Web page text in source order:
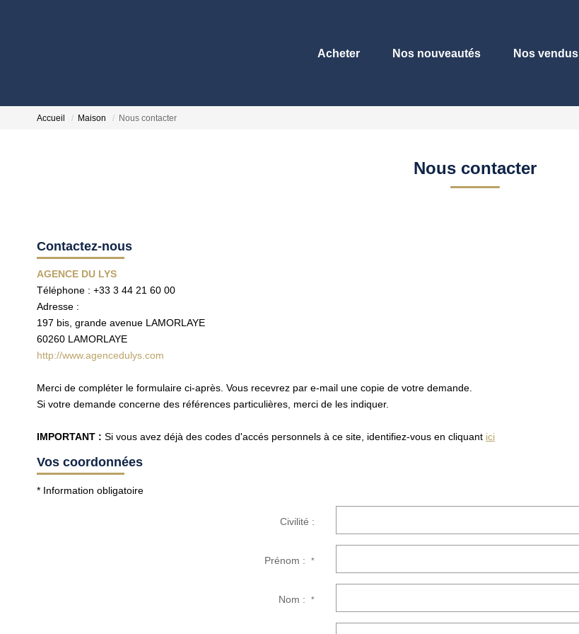
Acheter Nos nouveautés Nos vendus
Accueil Maison Nous contacter
Nous contacter
Contactez-nous
AGENCE DU LYS
Téléphone : +33 3 44 21 60 00
Adresse :
197 bis, grande avenue LAMORLAYE
60260 LAMORLAYE
http://www.agencedulys.com
Merci de compléter le formulaire ci-après. Vous recevrez par e-mail une copie de votre demande.
Si votre demande concerne des références particulières, merci de les indiquer.
IMPORTANT : Si vous avez déjà des codes d'accés personnels à ce site, identifiez-vous en cliquant ici
Vos coordonnées
* Information obligatoire
Civilité :
Prénom :*
Nom :*